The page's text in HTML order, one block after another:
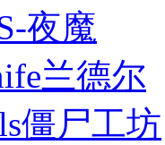
夜魔
兰德尔
僵尸工坊